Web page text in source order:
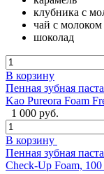
клубника с
чай с молоком
шоколад
В корзину
Пенная зубная
Kao Pureora Foam
1 000 руб.
В корзину
Пенная зубная
Check-Up Foam,